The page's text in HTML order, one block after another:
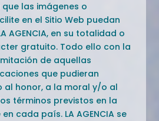
las imágenes o
en el Sitio Web puedan
AGENCIA, en su totalidad o
gratuito. Todo ello con la
de aquellas
que pudieran
al honor, a la moral y/o al
términos previstos en la
cada país. LA AGENCIA se